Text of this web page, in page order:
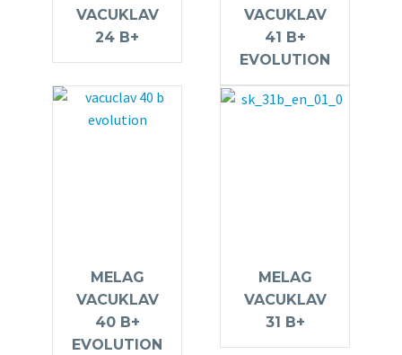
VACUKLAV
24 B+
VACUKLAV
41 B+
EVOLUTION
MELAG
VACUKLAV
40 B+
EVOLUTION
MELAG
VACUKLAV
31 B+